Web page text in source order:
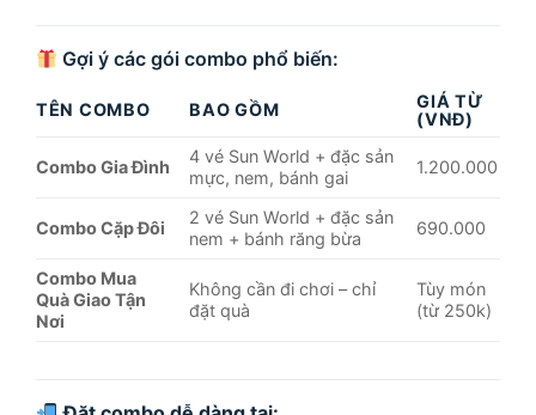
Gợi ý các gói combo phổ biến:
TÊN COMBO BAO GỒM
GIÁ TỪ
(VNĐ)
Combo Gia Đình
4 vé Sun World + đặc sản
mực, nem, bánh gai
1.200.000
Combo Cặp Đôi
2 vé Sun World + đặc sản
nem + bánh răng bừa
690.000
Combo Mua
Quà Giao Tận
Nơi
Không cần đi chơi – chỉ
đặt quà
Tùy món
(từ 250k)